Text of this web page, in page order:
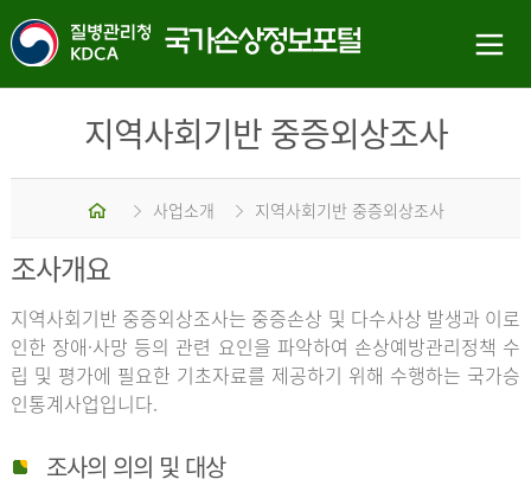
지역사회기반 중증외상조사
홈 사업소개 지역사회기반 중증외상조사
조사개요
지역사회기반 중증외상조사는 중증손상 및 다수사상 발생과 이로
인한 장애·사망 등의 관련 요인을 파악하여 손상예방관리정책 수
립 및 평가에 필요한 기초자료를 제공하기 위해 수행하는 국가승
인통계사업입니다.
조사의 의의 및 대상